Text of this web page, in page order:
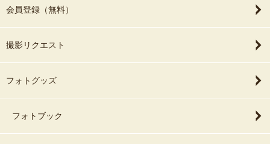
会員登録（無料）
撮影リクエスト
フォトグッズ
フォトブック